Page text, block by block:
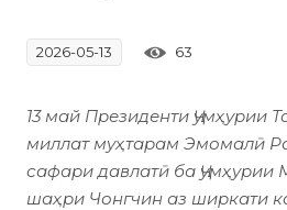
2026-05-13 63
13 май Президенти Ҷумҳурии
миллат муҳтарам Эмомалӣ
сафари давлатӣ ба
шаҳри Чонгчин аз ширкати